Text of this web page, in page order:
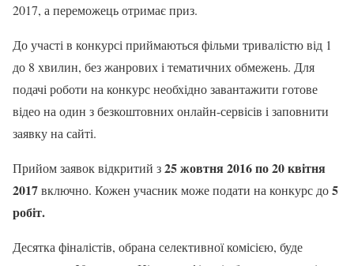
2017, а переможець отримає приз.
До участі в конкурсі приймаються фільми тривалістю від 1
до 8 хвилин, без жанрових і тематичних обмежень. Для
подачі роботи на конкурс необхідно завантажити готове
відео на один з безкоштовних онлайн-сервісів і заповнити
заявку на сайті.
Прийом заявок відкритий з25 жовтня 2016 по 20 квітня
2017включно. Кожен учасник може подати на конкурс до5
робіт.
Десятка фіналістів, обрана селективної комісією, буде